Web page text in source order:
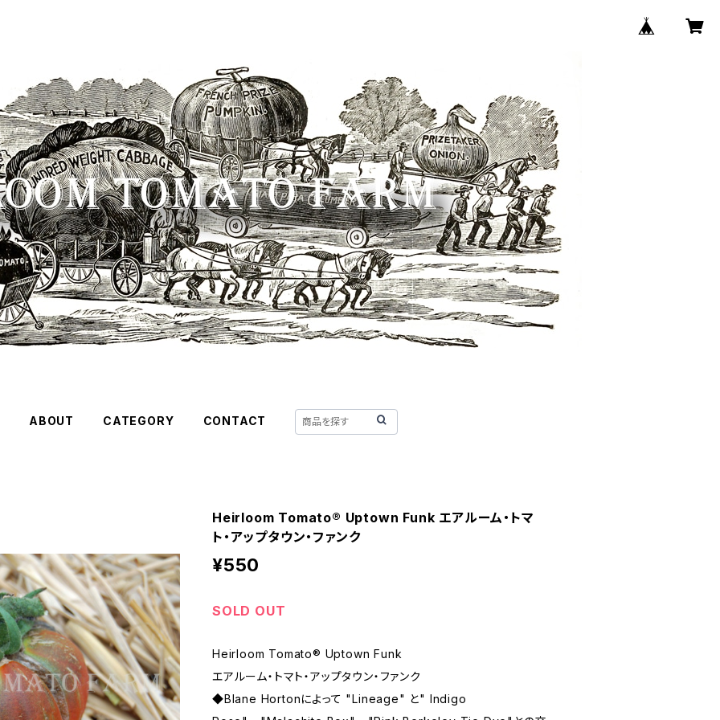
ABOUT CATEGORY CONTACT
Heirloom Tomato® Uptown Funk エアルーム・トマ
ト・アップタウン・ファンク
¥550
SOLD OUT
Heirloom Tomato® Uptown Funk
エアルーム・トマト・アップタウン・ファンク
◆Blane Hortonによって "Lineage" と" Indigo